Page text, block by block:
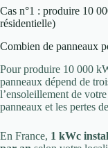
Cas n°1 : produire 10
résidentielle)
Combien de panneaux
Pour produire 10 000
panneaux dépend de
l’ensoleillement de
panneaux et les pertes
En France, 1 kWc